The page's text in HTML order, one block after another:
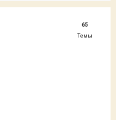
65
Темы